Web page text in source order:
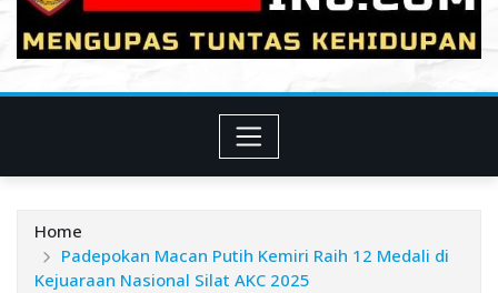
Home
Padepokan Macan Putih Kemiri Raih 12 Medali di
Kejuaraan Nasional Silat AKC 2025